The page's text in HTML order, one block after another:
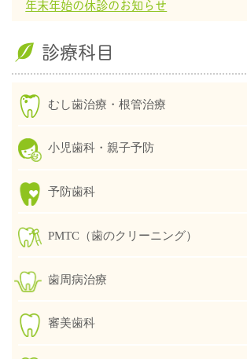
年末年始の休診のお知らせ
診療科目
むし歯治療・根管治療
小児歯科・親子予防
予防歯科
PMTC（歯のクリーニング）
歯周病治療
審美歯科